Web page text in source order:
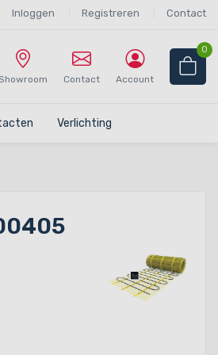
Inloggen Registreren Contact
Contact Account
0
Verlichting